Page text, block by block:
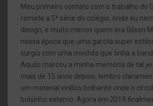
Meu primeiro contato com o trabalho do
remete a 5ª série do colégio, onde eu
design, e muito menos quem era Gilson
nessa época que uma garota super
surgiu com uma mochila que tinha a
Aquilo marcou a minha memória de tal
mais de 15 anos depois, lembro
um material vinílico brilhante onde o
bolsinho externo. Agora em 2019